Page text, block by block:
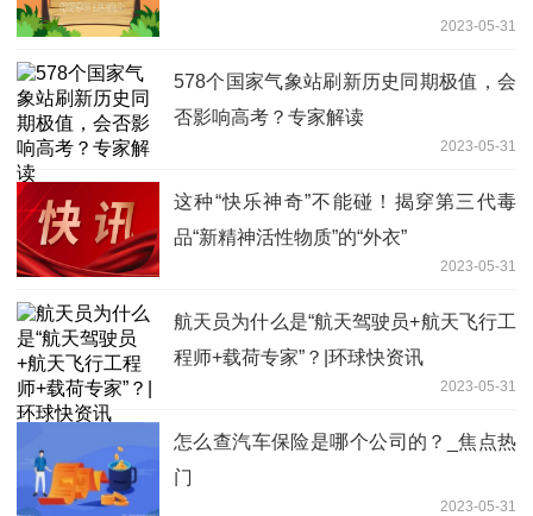
2023-05-31
578个国家气象站刷新历史同期极值，会
否影响高考？专家解读
2023-05-31
这种“快乐神奇”不能碰！揭穿第三代毒
品“新精神活性物质”的“外衣”
2023-05-31
航天员为什么是“航天驾驶员+航天飞行工
程师+载荷专家”？|环球快资讯
2023-05-31
怎么查汽车保险是哪个公司的？_焦点热
门
2023-05-31